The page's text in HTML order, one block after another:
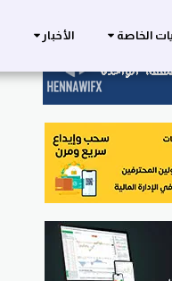
الخاصة الأخبار